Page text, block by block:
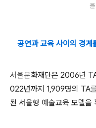
공연과 교육 사이의 경계
서울문화재단은 2006년
022년까지 1,909명의 TA
된 서울형 예술교육 모델을